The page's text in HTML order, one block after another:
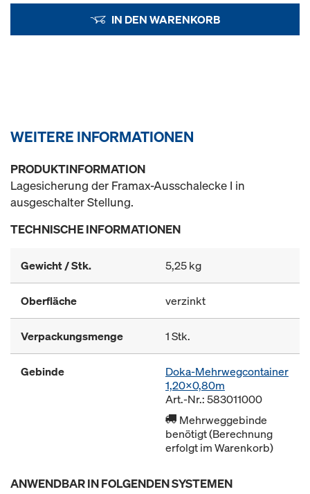
IN DEN WARENKORB
WEITERE INFORMATIONEN
PRODUKTINFORMATION
Lagesicherung der Framax-Ausschalecke I in
ausgeschalter Stellung.
TECHNISCHE INFORMATIONEN
Gewicht / Stk. 5,25 kg
Oberfläche verzinkt
Verpackungsmenge 1 Stk.
Gebinde
Doka-Mehrwegcontainer
1,20x0,80m
Art.-Nr.: 583011000
Mehrweggebinde
benötigt (Berechnung
erfolgt im Warenkorb)
ANWENDBAR IN FOLGENDEN SYSTEMEN